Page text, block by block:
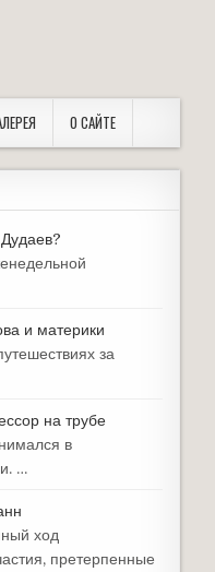
О САЙТЕ
и материки
за
на трубе
в
…
ход
претерпенные